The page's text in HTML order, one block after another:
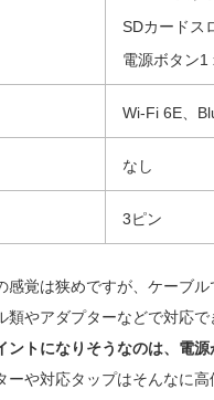
SDカードス
電源ボタン1
Wi-Fi 6E、
なし
3ピン
感覚は狭めですが、ケーブ
やアダプターなどで対応で
ントになりそうなのは、電
ーや対応タップはそんなに